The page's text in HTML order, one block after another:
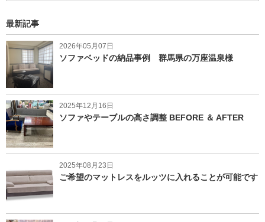
最新記事
2026年05月07日
ソファベッドの納品事例 群馬県の万座温泉様
2025年12月16日
ソファやテーブルの高さ調整 BEFORE ＆ AFTER
2025年08月23日
ご希望のマットレスをルッツに入れることが可能です